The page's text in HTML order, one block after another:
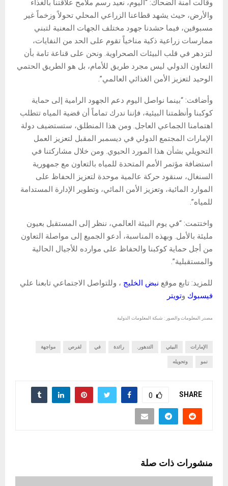
وقالت آمنة الضحاك: “اليوم، نعيد رسم ملامح علاقتنا بالغذاء
والأرض، حيث يشهد قطاعنا الزراعي المحلي تحولاً وزخماً غير
مسبوقين، فيما حشدنا جهود مختلف الجهات المعنية لتبني
ممارسات زراعية ذكية مناخياً تقوم على الحد من النفايات،
لتزدهر في قلب البيئات الصحراوية. ونحن على قناعة تامة بأن
التعاون الدولي ليس مجرد طريق للأمام، بل هو الطريق الحتمي
الوحيد لتعزيز الأمن الغذائي العالمي”.
وأضافت: “بينما نواصل اليوم دعم الجهود الرامية إلى حماية
كوكبنا وأنظمتنا البيئية، فإننا ندرك تماماً أن قضية المياه تتطلب
اهتمامنا الجماعي العاجل. ومن هذا المنطلق، ستستضيف دولة
الإمارات المجتمع الدولي في ديسمبر المقبل لتعزيز العمل
التحويلي بشأن هذا المورد الحيوي. ومن خلال مشاركتنا في
استضافة مؤتمر الأمم المتحدة للمياه بالتعاون مع جمهورية
السنغال، سنقود حركة عالمية موحدة لتعزيز الحفاظ على
الموارد المائية، وتعزيز الأمن المائي، وتطوير الإدارة المستدامة
للمياه”.
واختتمت: “في يوم البيئة العالمي، ننظر إلى المستقبل بعيون
مليئة بالأمل. وبهذه المناسبة، أدعو الجميع إلى مواصلة التعاون
من أجل حماية كوكبنا والحفاظ على موارده للأجيال الحالية
والمستقبلية”.
للمزيد: تابع موقع نبض الخليج ، وللتواصل الاجتماعي تابعنا علي
فيسبوك وتويتر
مصدر المعلومات والصور : شبكة المعلومات الدولية
الإمارات البيئي التدهور. رائدة في لفرص مواجهة
نمو وتحويله
SHARE
0
منشورات ذات صلة